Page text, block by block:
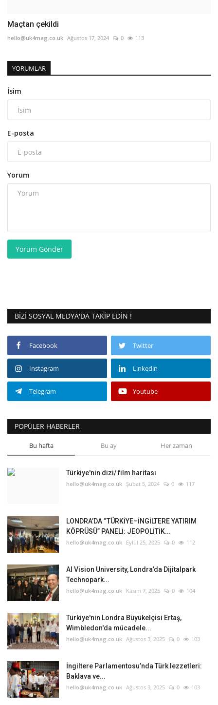
Maçtan çekildi
hello@uk4mag.co.uk Ağustos 17, 2024 0 113
YORUMLAR
İsim
E-posta
Yorum
Yorum Gönder
BIZI SOSYAL MEDYA'DA TAKIP EDIN !
Facebook Twitter
Instagram Linkedin
Telegram Youtube
POPÜLER HABERLER
Bu hafta Bu ay Her zaman
Türkiye'nin dizi/ film haritası
hello@uk4mag.co.uk Şubat 5, 2024 0 117
LONDRA’DA “TÜRKİYE–İNGİLTERE YATIRIM
KÖPRÜSÜ” PANELİ: JEOPOLİTİK...
hello@uk4mag.co.uk Eylül 25, 2025 0 112
AI Vision University, Londra’da Dijitalpark
Technopark...
hello@uk4mag.co.uk Kasım 7, 2025 0 104
Türkiye'nin Londra Büyükelçisi Ertaş,
Wimbledon'da mücadele...
hello@uk4mag.co.uk Ağustos 3, 2025 0 103
İngiltere Parlamentosu’nda Türk lezzetleri:
Baklava ve...
hello@uk4mag.co.uk Ağustos 3, 2025 0 103